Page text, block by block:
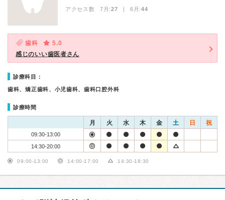
アクセス数 7月:27 | 6月:44
歯科
5.0
感じのいい歯医者さん
診療科目：
歯科、矯正歯科、小児歯科、歯科口腔外科
診療時間
月 火 水 木 金 土 日 祝
09:30-13:00
14:30-20:00
09:00-13:00 14:00-17:00 14:30-18:30